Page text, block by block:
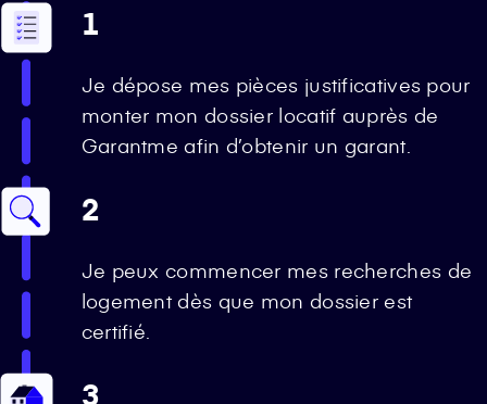
1
Je dépose mes pièces justificatives pour
monter mon dossier locatif auprès de
Garantme afin d’obtenir un garant.
2
Je peux commencer mes recherches de
logement dès que mon dossier est
certifié.
3